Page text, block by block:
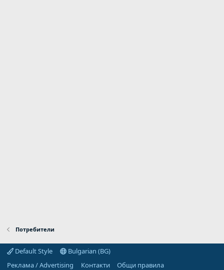
Потребители
Default Style
Bulgarian (BG)
Реклама / Advertising
Контакти
Общи правила